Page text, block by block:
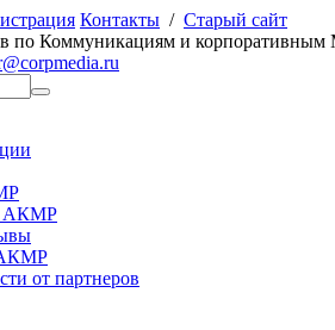
Контакты / Старый сайт
по Коммуникациям и корпоративным
АКМР
от партнеров